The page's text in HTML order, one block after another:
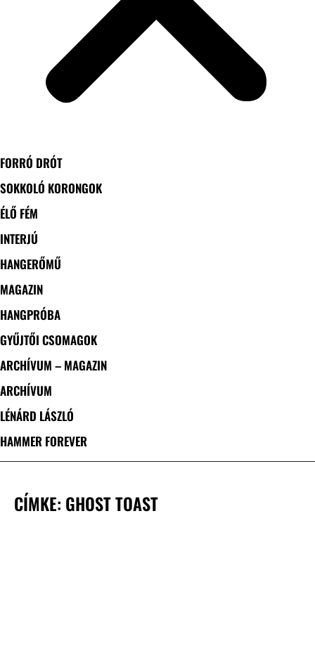
FORRÓ DRÓT
SOKKOLÓ KORONGOK
ÉLŐ FÉM
INTERJÚ
HANGERŐMŰ
MAGAZIN
HANGPRÓBA
GYŰJTŐI CSOMAGOK
ARCHÍVUM – MAGAZIN
ARCHÍVUM
LÉNÁRD LÁSZLÓ
HAMMER FOREVER
CÍMKE: GHOST TOAST